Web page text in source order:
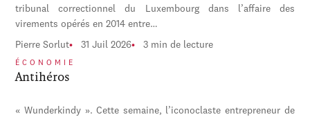
tribunal correctionnel du Luxembourg dans l’affaire des
virements opérés en 2014 entre…
Pierre Sorlut 31 Juil 2026 3 min de lecture
ÉCONOMIE
Antihéros
« Wunderkindy ». Cette semaine, l’iconoclaste entrepreneur de